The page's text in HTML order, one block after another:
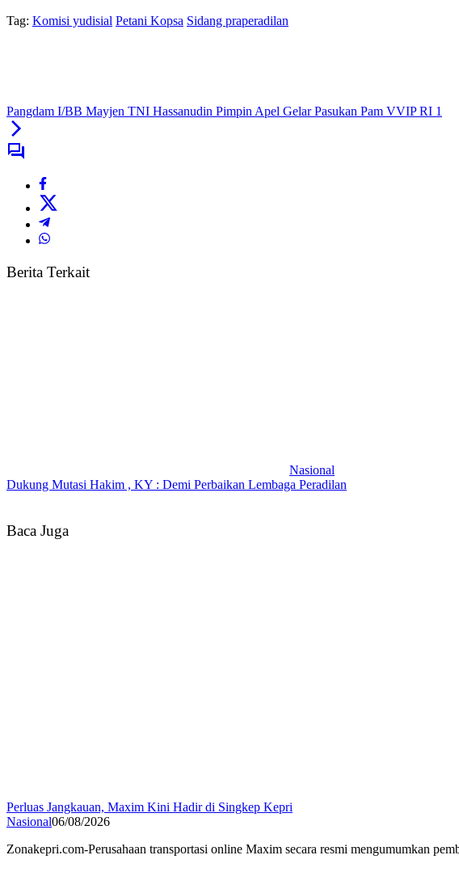
Tag: Komisi yudisial Petani Kopsa Sidang praperadilan
Pangdam I/BB Mayjen TNI Hassanudin Pimpin Apel Gelar Pasukan Pam VVIP RI 1
Berita Terkait
Nasional
Dukung Mutasi Hakim , KY : Demi Perbaikan Lembaga Peradilan
Baca Juga
Perluas Jangkauan, Maxim Kini Hadir di Singkep Kepri
Nasional06/08/2026
Zonakepri.com-Perusahaan transportasi online Maxim secara resmi mengumumkan